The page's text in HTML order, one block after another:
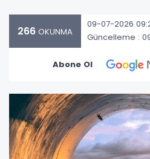
266 OKUNMA
09-07-2026
Güncelleme :
Abone Ol